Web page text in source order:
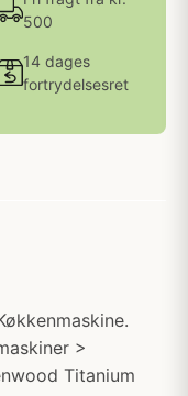
500
14 dages
fortrydelsesret
>
Titanium